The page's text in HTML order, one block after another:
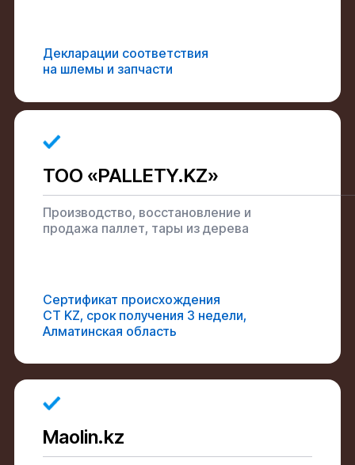
Maolin.kz
Сертификат происхождения
CT KZ, срок получения 3 недели,
Алматинская область
ТОО «PALLETY.KZ»
Декларации соответствия
на шлемы и запчасти
Производство, восстановление и
продажа паллет, тары из дерева